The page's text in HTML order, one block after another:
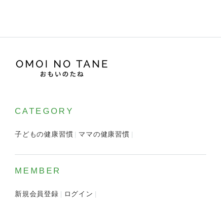
CATEGORY
子どもの健康習慣 ママの健康習慣
MEMBER
新規会員登録 ログイン